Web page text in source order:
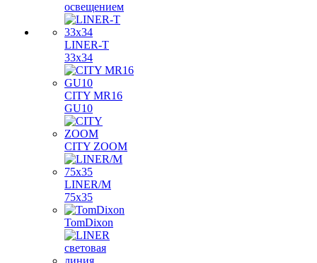
освещением
LINER-T
33x34
CITY MR16
GU10
CITY ZOOM
LINER/M
75х35
TomDixon